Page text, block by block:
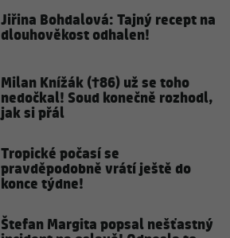
Jiřina Bohdalová: Tajný recept na
dlouhověkost odhalen!
Milan Knížák (†86) už se toho
nedočkal! Soud konečně rozhodl,
jak si přál
Tropické počasí se
pravděpodobně vrátí ještě do
konce týdne!
Štefan Margita popsal nešťastný